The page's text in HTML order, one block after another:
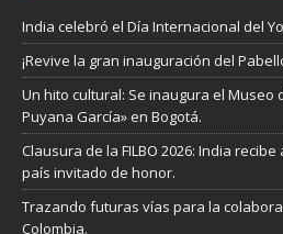
India celebró el Día Internacional del
¡Revive la gran inauguración del
Un hito cultural: Se inaugura el Museo
Puyana García» en Bogotá.
Clausura de la FILBO 2026: India
país invitado de honor.
Trazando futuras vías para la
Colombia.